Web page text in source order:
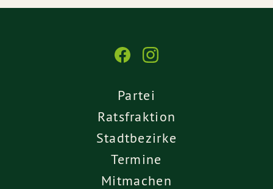
Partei
Ratsfraktion
Stadtbezirke
Termine
Mitmachen